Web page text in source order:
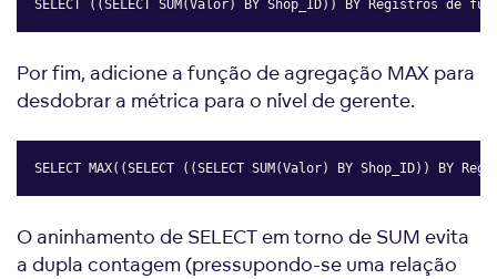
SELECT ((SELECT SUM(Valor) BY Shop_ID)) BY Registros de
Copy
Por fim, adicione a função de agregação MAX para
desdobrar a métrica para o nível de gerente.
SELECT MAX((SELECT ((SELECT SUM(Valor) BY Shop_ID)) BY
Copy
O aninhamento de SELECT em torno de SUM evita
a dupla contagem (pressupondo-se uma relação